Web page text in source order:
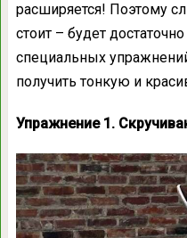
расширяется! Поэтому
стоит – будет
специальных
получить тонкую и
Упражнение 1.